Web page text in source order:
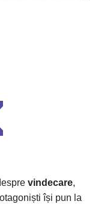
vindecare,
își pun la